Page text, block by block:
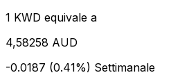
1 KWD equivale a
4,58258 AUD
-0.0187 (0.41%) Settimanale